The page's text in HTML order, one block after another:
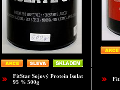
FitStar Sojový Protein Isolat
95 % 500g